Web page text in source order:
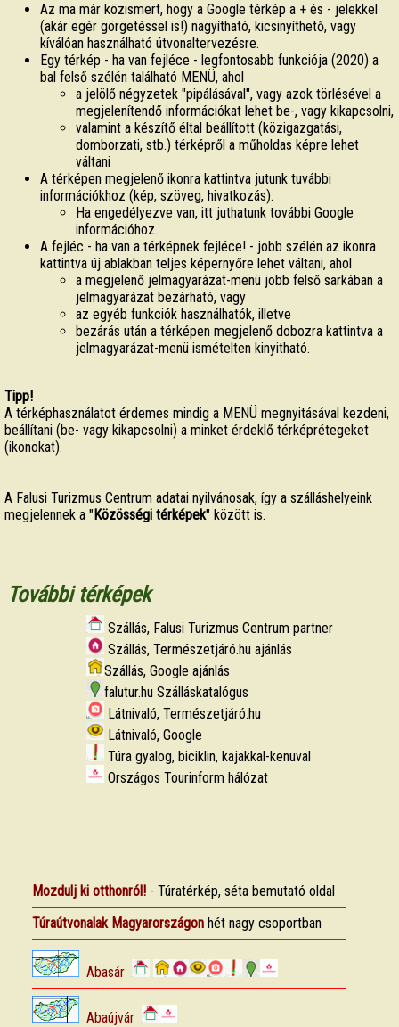
Az ma már közismert, hogy a Google térkép a + és - jelekkel
(akár egér görgetéssel is!) nagyítható, kicsinyíthető, vagy
kíválóan használható útvonaltervezésre.
Egy térkép - ha van fejléce - legfontosabb funkciója (2020) a
bal felső szélén található MENÜ, ahol
a jelölő négyzetek "pipálásával", vagy azok törlésével a
megjelenítendő információkat lehet be-, vagy kikapcsolni,
valamint a készítő éltal beállított (közigazgatási,
domborzati, stb.) térképről a műholdas képre lehet
váltani
A térképen megjelenő ikonra kattintva jutunk tuvábbi
információkhoz (kép, szöveg, hivatkozás).
Ha engedélyezve van, itt juthatunk további Google
információhoz.
A fejléc - ha van a térképnek fejléce! - jobb szélén az ikonra
kattintva új ablakban teljes képernyőre lehet váltani, ahol
a megjelenő jelmagyarázat-menü jobb felső sarkában a
jelmagyarázat bezárható, vagy
az egyéb funkciók használhatók, illetve
bezárás után a térképen megjelenő dobozra kattintva a
jelmagyarázat-menü ismételten kinyitható.
Tipp!
A térképhasználatot érdemes mindig a MENÜ megnyitásával kezdeni,
beállítani (be- vagy kikapcsolni) a minket érdeklő térképrétegeket
(ikonokat).
A Falusi Turizmus Centrum adatai nyilvánosak, így a szálláshelyeink
megjelennek a "Közösségi térképek" között is.
További térképek
Szállás, Falusi Turizmus Centrum partner
Szállás, Természetjáró.hu ajánlás
Szállás, Google ajánlás
falutur.hu Szálláskatalógus
Látnivaló, Természetjáró.hu
Látnivaló, Google
Túra gyalog, biciklin, kajakkal-kenuval
Országos Tourinform hálózat